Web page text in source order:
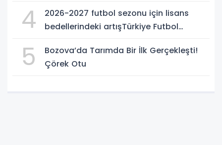
4
2026-2027 futbol sezonu için lisans
bedellerindeki artışTürkiye Futbol
5
Bozova’da Tarımda Bir İlk Gerçekleşti!
Çörek Otu